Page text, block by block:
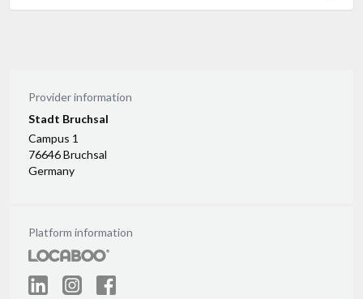
Provider information
Stadt Bruchsal
Campus 1
76646 Bruchsal
Germany
Platform information